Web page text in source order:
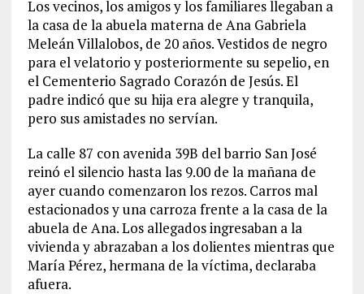
Los vecinos, los amigos y los familiares llegaban a
la casa de la abuela materna de Ana Gabriela
Meleán Villalobos, de 20 años. Vestidos de negro
para el velatorio y posteriormente su sepelio, en
el Cementerio Sagrado Corazón de Jesús. El
padre indicó que su hija era alegre y tranquila,
pero sus amistades no servían.
La calle 87 con avenida 39B del barrio San José
reinó el silencio hasta las 9.00 de la mañana de
ayer cuando comenzaron los rezos. Carros mal
estacionados y una carroza frente a la casa de la
abuela de Ana. Los allegados ingresaban a la
vivienda y abrazaban a los dolientes mientras que
María Pérez, hermana de la víctima, declaraba
afuera.